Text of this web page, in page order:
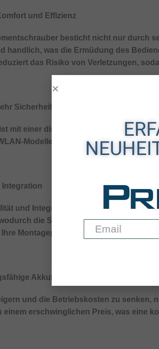
und Effizienz
besticht nicht nur durch
handlich, was die Ermüdung des
das Risiko von Verletzungen,
Sicherheit und Kontrolle
mit einer direkten IO- bzw. NIO-
Modellen in Verbindung mit der
und Integration bieten wir jedes
die Schrauber perfekt in Ihre
Montageprozesse noch effizienter
Akkulösung
und die Betriebskosten zu
einem erschwinglichen Preis, was eine
Let's